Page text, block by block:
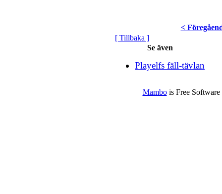
<
[ Tillbaka ]
Se även
Playelfs fäll-tävlan
Mambois Free Software